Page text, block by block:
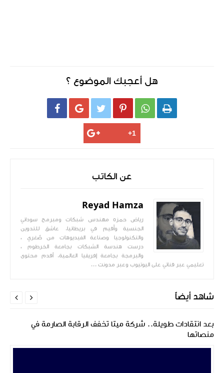
هل أعجبك الموضوع ؟
     
عن الكاتب
Reyad Hamza
رياض حمزه مهندس شبكات ومبرمج سوداني
الجنسية وأُقيم في بريطانيا. عاشق للتدوين
والتكنولوجيا وصناعة الفيديوهات من صٌغري ،
درست هندسة الشبكات بجامعة الخرطوم ،
والبرمجة بجامعة إفريقيا العالمية. أقدم محتوى
تعليمي عبر قناتي على اليوتيوب وعبر مدونت ...
شاهد أيضاً
بعد انتقادات طويلة.. شركة ميتا تخفف الرقابة الصارمة في
منصاتها

